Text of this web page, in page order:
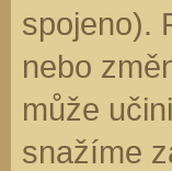
spojeno).
nebo
může
snažíme